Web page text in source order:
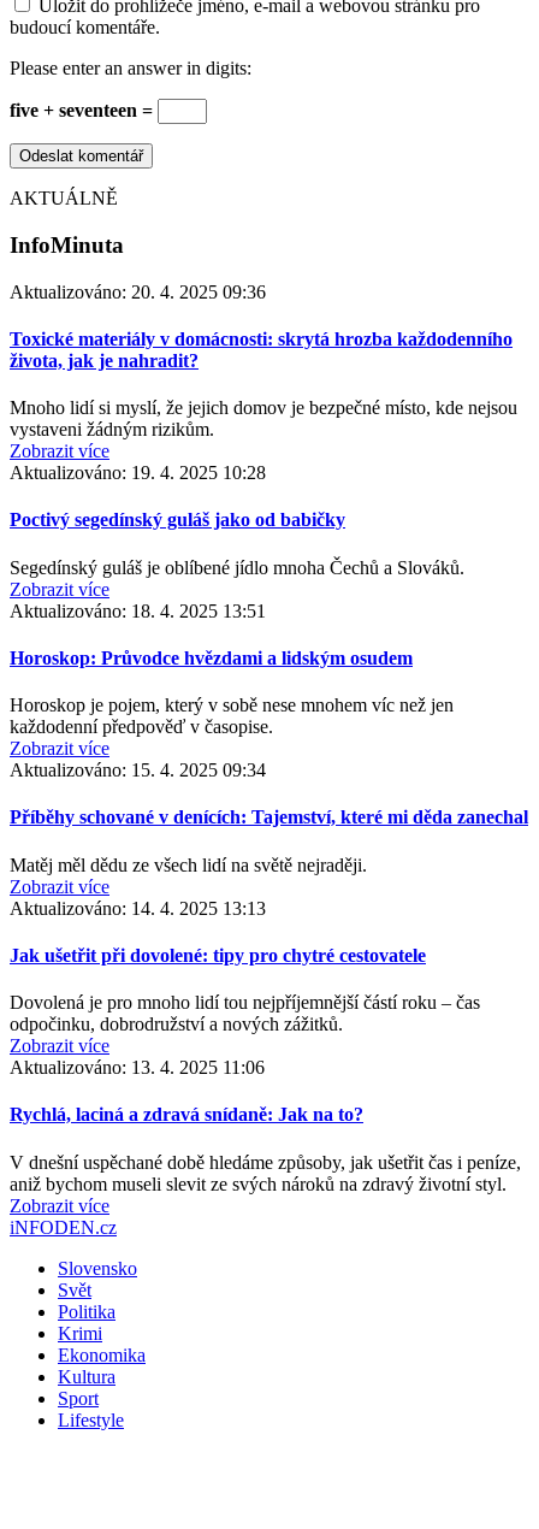
Uložit do prohlížeče jméno, e-mail a webovou stránku pro
budoucí komentáře.
Please enter an answer in digits:
five + seventeen =
AKTUÁLNĚ
InfoMinuta
Aktualizováno: 20. 4. 2025 09:36
Toxické materiály v domácnosti: skrytá hrozba každodenního
života, jak je nahradit?
Mnoho lidí si myslí, že jejich domov je bezpečné místo, kde nejsou
vystaveni žádným rizikům.
Zobrazit více
Aktualizováno: 19. 4. 2025 10:28
Poctivý segedínský guláš jako od babičky
Segedínský guláš je oblíbené jídlo mnoha Čechů a Slováků.
Zobrazit více
Aktualizováno: 18. 4. 2025 13:51
Horoskop: Průvodce hvězdami a lidským osudem
Horoskop je pojem, který v sobě nese mnohem víc než jen
každodenní předpověď v časopise.
Zobrazit více
Aktualizováno: 15. 4. 2025 09:34
Příběhy schované v denících: Tajemství, které mi děda zanechal
Matěj měl dědu ze všech lidí na světě nejraději.
Zobrazit více
Aktualizováno: 14. 4. 2025 13:13
Jak ušetřit při dovolené: tipy pro chytré cestovatele
Dovolená je pro mnoho lidí tou nejpříjemnější částí roku – čas
odpočinku, dobrodružství a nových zážitků.
Zobrazit více
Aktualizováno: 13. 4. 2025 11:06
Rychlá, laciná a zdravá snídaně: Jak na to?
V dnešní uspěchané době hledáme způsoby, jak ušetřit čas i peníze,
aniž bychom museli slevit ze svých nároků na zdravý životní styl.
Zobrazit více
iNFODEN.cz
Slovensko
Svět
Politika
Krimi
Ekonomika
Kultura
Sport
Lifestyle